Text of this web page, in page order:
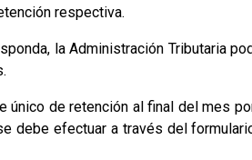
respectiva.
la Administración Tributaria
único de retención al final del mes
debe efectuar a través del